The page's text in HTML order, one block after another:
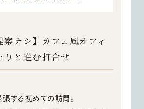
案ナシ】カフェ風オフィ
りと進む打合せ
する初めての訪問。